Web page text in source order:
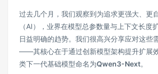
过去几个月，我们观察到为追求更强大、更
（AI），业界在模型总参数量与上下文长度
日益明确的趋势。我们很高兴分享应对这些
——其核心在于通过创新模型架构提升扩展
类下一代基础模型命名为Qwen3-Next。